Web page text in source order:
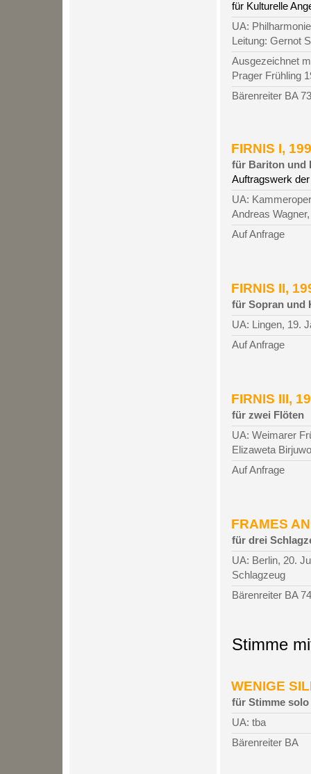
für Kulturelle
UA:
Leitung: Gernot
Ausgezeichnet
Prager Frühling
Bärenreiter BA
FIRNIS I,
für Bariton und
Auftragswerk
UA:
Andreas
Auf Anfrage
FIRNIS II,
für Sopran und
UA: Lingen, 19.
Auf Anfrage
FIRNIS III,
für zwei Flöten
UA: Weimarer
Elizaweta
Auf Anfrage
FRAMES
für drei
UA: Berlin, 20.
Schlagzeug
Bärenreiter BA
Stimme
WENIGE
für Stimme solo
UA: tba
Bärenreiter BA